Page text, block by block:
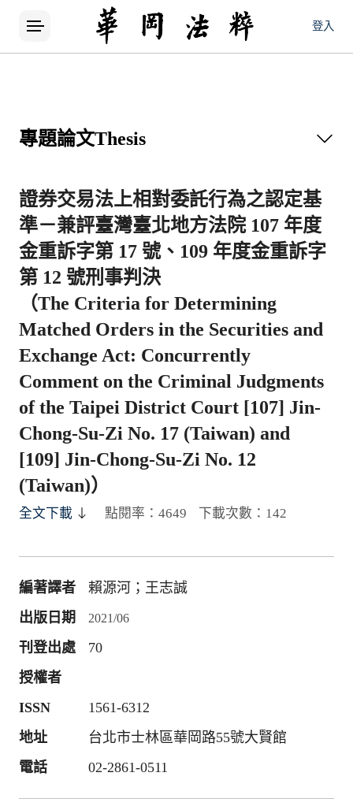
登入
專題論文Thesis
證券交易法上相對委託行為之認定基
準－兼評臺灣臺北地方法院 107 年度
金重訴字第 17 號、109 年度金重訴字
第 12 號刑事判決
（The Criteria for Determining
Matched Orders in the Securities and
Exchange Act: Concurrently
Comment on the Criminal Judgments
of the Taipei District Court [107] Jin-
Chong-Su-Zi No. 17 (Taiwan) and
[109] Jin-Chong-Su-Zi No. 12
(Taiwan)）
全文下載 點閱率：4649 下載次數：142
編著譯者
賴源河；王志誠
出版日期
2021/06
刊登出處
70
授權者
ISSN
1561-6312
地址
台北市士林區華岡路55號大賢館
電話
02-2861-0511